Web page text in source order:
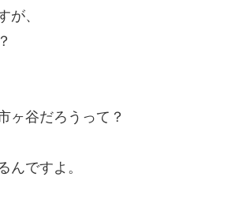
が、
ヶ谷だろうって？
んですよ。